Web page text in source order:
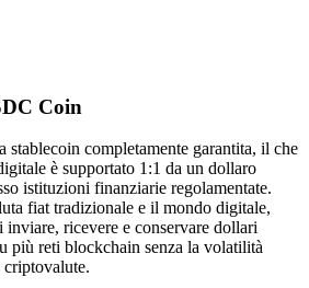
Coin
completamente garantita, il che
è supportato 1:1 da un dollaro
istituzioni finanziarie regolamentate.
fiat tradizionale e il mondo digitale,
inviare, ricevere e conservare dollari
più reti blockchain senza la volatilità
criptovalute.